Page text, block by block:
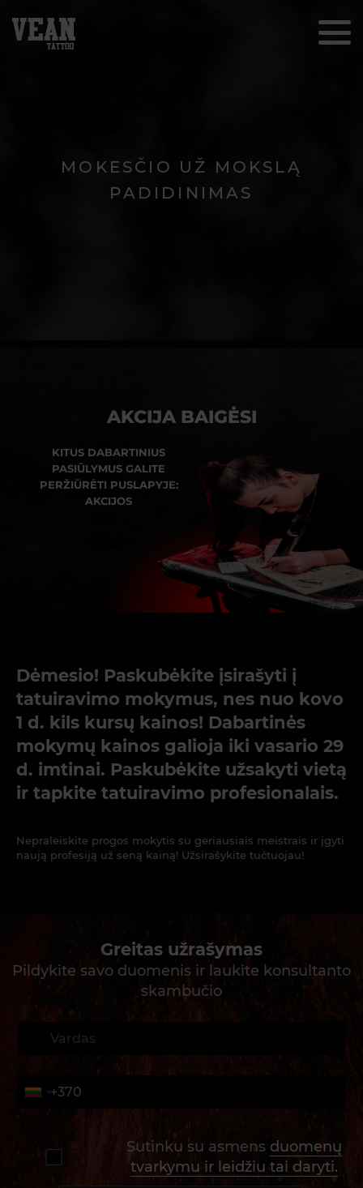
MOKESČIO UŽ MOKSLĄ
PADIDINIMAS
AKCIJA BAIGĖSI
KITUS DABARTINIUS
PASIŪLYMUS GALITE
PERŽIŪRĖTI PUSLAPYJE:
AKCIJOS
Dėmesio! Paskubėkite įsirašyti į
tatuiravimo mokymus, nes nuo kovo
1 d. kils kursų kainos! Dabartinės
mokymų kainos galioja iki vasario 29
d. imtinai. Paskubėkite užsakyti vietą
ir tapkite tatuiravimo profesionalais.
Nepraleiskite progos mokytis su geriausiais meistrais ir įgyti
naują profesiją už seną kainą! Užsirašykite tučtuojau!
Greitas užrašymas
Pildykite savo duomenis ir laukite konsultanto
skambučio
Sutinku su asmens duomenų
tvarkymu ir leidžiu tai daryti.